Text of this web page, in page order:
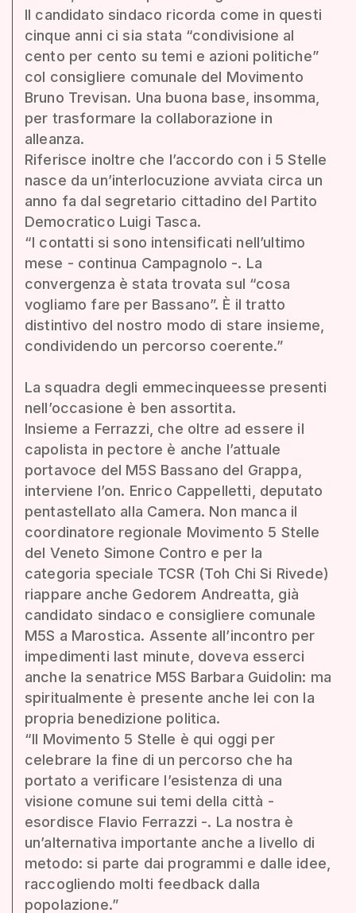
Il candidato sindaco ricorda come in questi
cinque anni ci sia stata “condivisione al
cento per cento su temi e azioni politiche”
col consigliere comunale del Movimento
Bruno Trevisan. Una buona base, insomma,
per trasformare la collaborazione in
alleanza.
Riferisce inoltre che l’accordo con i 5 Stelle
nasce da un’interlocuzione avviata circa un
anno fa dal segretario cittadino del Partito
Democratico Luigi Tasca.
“I contatti si sono intensificati nell’ultimo
mese - continua Campagnolo -. La
convergenza è stata trovata sul “cosa
vogliamo fare per Bassano”. È il tratto
distintivo del nostro modo di stare insieme,
condividendo un percorso coerente.”
La squadra degli emmecinqueesse presenti
nell’occasione è ben assortita.
Insieme a Ferrazzi, che oltre ad essere il
capolista in pectore è anche l’attuale
portavoce del M5S Bassano del Grappa,
interviene l’on. Enrico Cappelletti, deputato
pentastellato alla Camera. Non manca il
coordinatore regionale Movimento 5 Stelle
del Veneto Simone Contro e per la
categoria speciale TCSR (Toh Chi Si Rivede)
riappare anche Gedorem Andreatta, già
candidato sindaco e consigliere comunale
M5S a Marostica. Assente all’incontro per
impedimenti last minute, doveva esserci
anche la senatrice M5S Barbara Guidolin: ma
spiritualmente è presente anche lei con la
propria benedizione politica.
“Il Movimento 5 Stelle è qui oggi per
celebrare la fine di un percorso che ha
portato a verificare l’esistenza di una
visione comune sui temi della città -
esordisce Flavio Ferrazzi -. La nostra è
un’alternativa importante anche a livello di
metodo: si parte dai programmi e dalle idee,
raccogliendo molti feedback dalla
popolazione.”